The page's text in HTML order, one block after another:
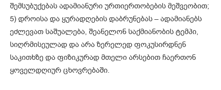
შემსუბუქებას ადამიანური ურთიერთობების მეშვეობით;
5) დროისა და ყურადღების დაბრუნებას – ადამიანებს
ეძლევათ საშუალება, შეანელონ საქმიანობის ტემპი,
სიღრმისეულად და არა ზერელედ ფოკუსირდნენ
საკითხზე და ფიზიკურად მთელი არსებით ჩაერთონ
ყოველდღიურ ცხოვრებაში.